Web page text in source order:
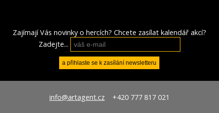
Zajímají Vás novinky o hercích? Chcete zasílat kalendář akcí?
Zadejte...
info@artagent.cz+420 777 817 021